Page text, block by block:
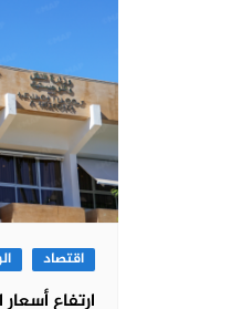
اقتصاد
ارتفاع